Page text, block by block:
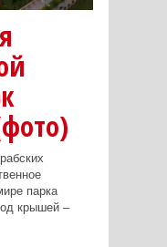
парка
крышей –